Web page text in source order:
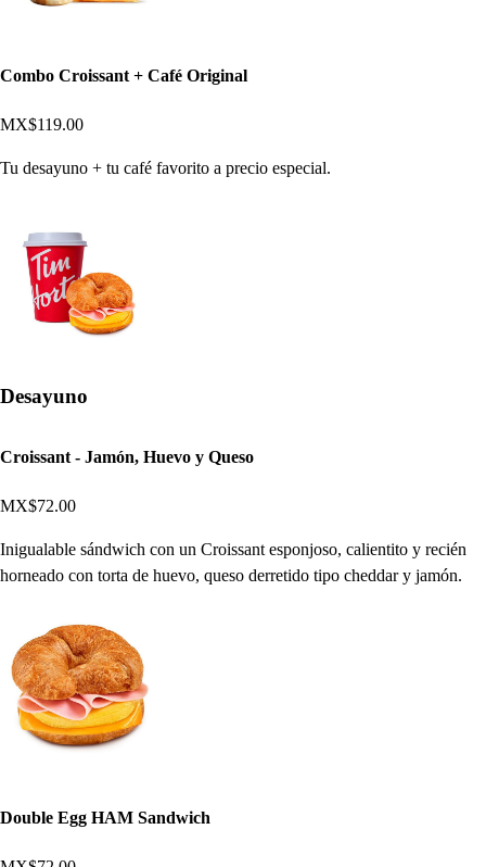
Combo Croissant + Café Original
MX$119.00
Tu desayuno + tu café favorito a precio especial.
Desayuno
Croissant - Jamón, Huevo y Queso
MX$72.00
Inigualable sándwich con un Croissant esponjoso, calientito y recién
horneado con torta de huevo, queso derretido tipo cheddar y jamón.
Double Egg HAM Sandwich